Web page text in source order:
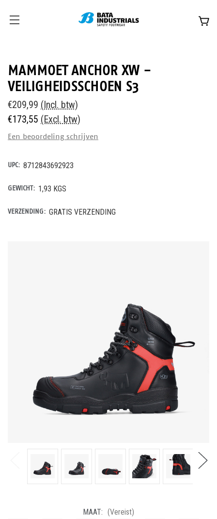
MAMMOET ANCHOR XW -
VEILIGHEIDSSCHOEN S3
€209,99 (Incl. btw)
€173,55 (Excl. btw)
Een beoordeling schrijven
UPC: 8712843692923
GEWICHT: 1,93 KGS
VERZENDING: GRATIS VERZENDING
MAAT: (Vereist)